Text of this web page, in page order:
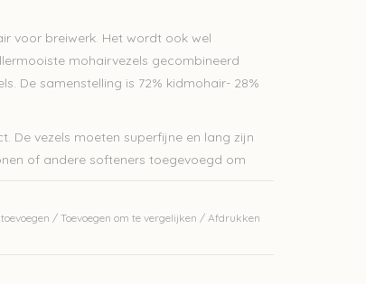
voor breiwerk. Het wordt ook wel
mohairvezels gecombineerd
De samenstelling is 72% kidmohair- 28%
De vezels moeten superfijne en lang zijn
of andere softeners toegevoegd om
truien worden met 1 draad gebreid. Je
/ Toevoegen om te vergelijken / Afdrukken